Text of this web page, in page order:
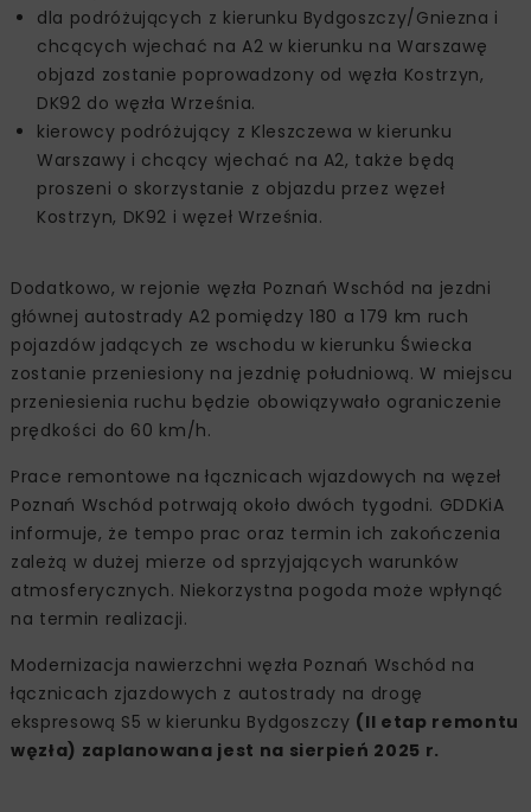
dla podróżujących z kierunku Bydgoszczy/Gniezna i
chcących wjechać na A2 w kierunku na Warszawę
objazd zostanie poprowadzony od węzła Kostrzyn,
DK92 do węzła Września.
kierowcy podróżujący z Kleszczewa w kierunku
Warszawy i chcący wjechać na A2, także będą
proszeni o skorzystanie z objazdu przez węzeł
Kostrzyn, DK92 i węzeł Września.
Dodatkowo, w rejonie węzła Poznań Wschód na jezdni
głównej autostrady A2 pomiędzy 180 a 179 km ruch
pojazdów jadących ze wschodu w kierunku Świecka
zostanie przeniesiony na jezdnię południową. W miejscu
przeniesienia ruchu będzie obowiązywało ograniczenie
prędkości do 60 km/h.
Prace remontowe na łącznicach wjazdowych na węzeł
Poznań Wschód potrwają około dwóch tygodni. GDDKiA
informuje, że tempo prac oraz termin ich zakończenia
zależą w dużej mierze od sprzyjających warunków
atmosferycznych. Niekorzystna pogoda może wpłynąć
na termin realizacji.
Modernizacja nawierzchni węzła Poznań Wschód na
łącznicach zjazdowych z autostrady na drogę
ekspresową S5 w kierunku Bydgoszczy (II etap remontu
węzła) zaplanowana jest na sierpień 2025 r.